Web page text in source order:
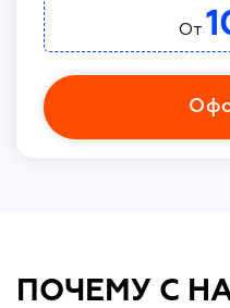
От
ПОЧЕМУ С